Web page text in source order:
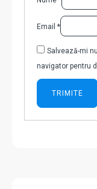
Email *
Salvează-mi
navigator pentru